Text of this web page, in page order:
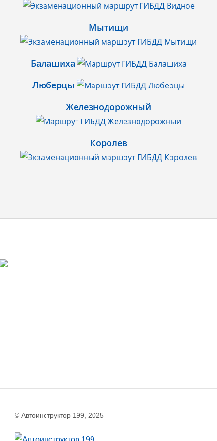
Мытищи
Балашиха
Люберцы
Железнодорожный
Королев
© Автоинструктор 199, 2025